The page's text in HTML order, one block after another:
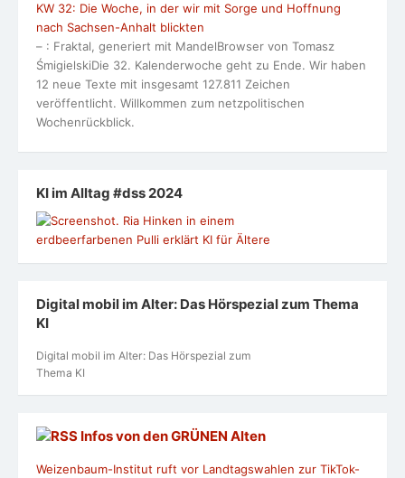
KW 32: Die Woche, in der wir mit Sorge und Hoffnung
nach Sachsen-Anhalt blickten
– : Fraktal, generiert mit MandelBrowser von Tomasz
ŚmigielskiDie 32. Kalenderwoche geht zu Ende. Wir haben
12 neue Texte mit insgesamt 127.811 Zeichen
veröffentlicht. Willkommen zum netzpolitischen
Wochenrückblick.
KI im Alltag #dss 2024
Digital mobil im Alter: Das Hörspezial zum Thema
KI
Digital mobil im Alter: Das Hörspezial zum
Thema KI
Infos von den GRÜNEN Alten
Weizenbaum-Institut ruft vor Landtagswahlen zur TikTok-